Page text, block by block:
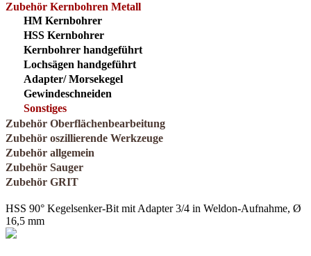
Zubehör Kernbohren Metall
HM Kernbohrer
HSS Kernbohrer
Kernbohrer handgeführt
Lochsägen handgeführt
Adapter/ Morsekegel
Gewindeschneiden
Sonstiges
Zubehör Oberflächenbearbeitung
Zubehör oszillierende Werkzeuge
Zubehör allgemein
Zubehör Sauger
Zubehör GRIT
HSS 90° Kegelsenker-Bit mit Adapter 3/4 in Weldon-Aufnahme, Ø
16,5 mm